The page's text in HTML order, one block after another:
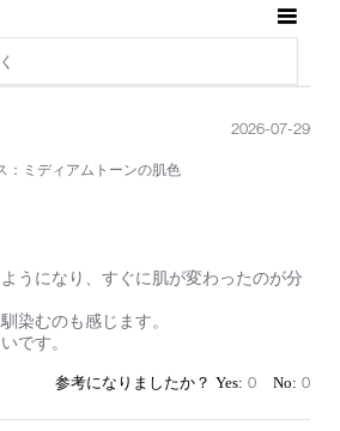
：ミディアムトーンの肌色
うになり、すぐに肌が変わったのが分
染むのも感じます。
です。
2026-07-29
0 0